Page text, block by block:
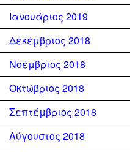
Ιανουάριος 2019
Δεκέμβριος 2018
Νοέμβριος 2018
Οκτώβριος 2018
Σεπτέμβριος 2018
Αύγουστος 2018